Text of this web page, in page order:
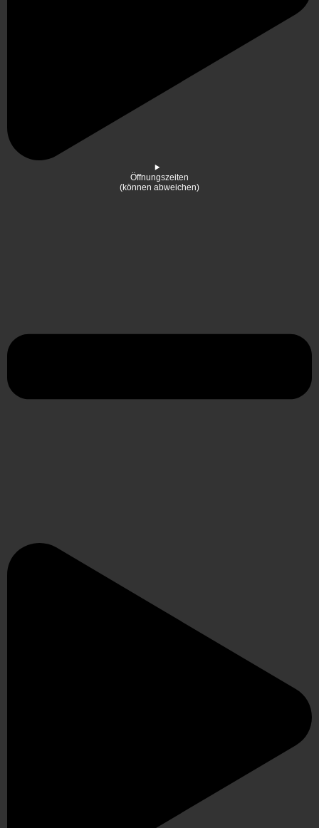
Öffnungszeiten
(können abweichen)